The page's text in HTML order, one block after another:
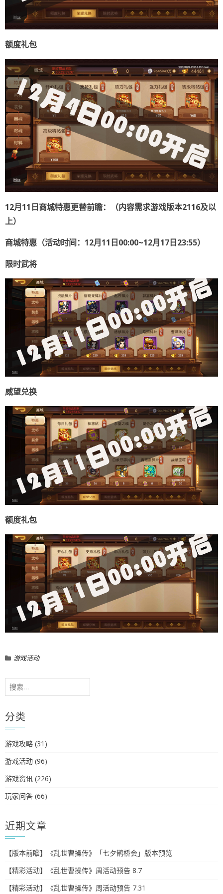
额度礼包
12月11 日商城特惠更替前瞻： （内容需求游戏版本2116及以
上）
商城特惠（活动时间：12月11 日00:00~12月17日23:55）
限时武将
威望兑换
额度礼包
游戏活动
搜
索：
分类
游戏攻略 (31)
游戏活动 (96)
游戏资讯 (226)
玩家问答 (66)
近期文章
【版本前瞻】《乱世曹操传》「七夕鹊桥会」版本预览
【精彩活动】《乱世曹操传》周活动预告 8.7
【精彩活动】《乱世曹操传》周活动预告 7.31